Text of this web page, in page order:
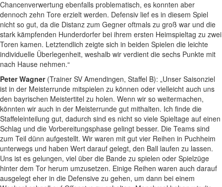
Chancenverwertung ebenfalls problematisch, es konnten aber
dennoch zehn Tore erzielt werden. Defensiv lief es in diesem Spiel
nicht so gut, da die Distanz zum Gegner oftmals zu groß war und die
stark kämpfenden Hunderdorfer bei ihrem ersten Heimspieltag zu zwei
Toren kamen. Letztendlich zeigte sich in beiden Spielen die leichte
individuelle Überlegenheit, weshalb wir verdient die sechs Punkte mit
nach Hause nehmen.“
Peter Wagner(Trainer SV Amendingen, Staffel B): „Unser Saisonziel
ist in der Meisterrunde mitspielen zu können oder vielleicht auch uns
den bayrischen Meistertitel zu holen. Wenn wir so weitermachen,
könnten wir auch in der Meisterrunde gut mithalten. Ich finde die
Staffeleinteilung gut, dadurch sind es nicht so viele Spieltage auf einen
Schlag und die Vorbereitungsphase gelingt besser. Die Teams sind
zum Teil dünn aufgestellt. Wir waren mit gut vier Reihen in Puchheim
unterwegs und haben Wert darauf gelegt, den Ball laufen zu lassen.
Uns ist es gelungen, viel über die Bande zu spielen oder Spielzüge
hinter dem Tor herum umzusetzen. Einige Reihen waren auch darauf
ausgelegt eher in die Defensive zu gehen, um dann bei einem